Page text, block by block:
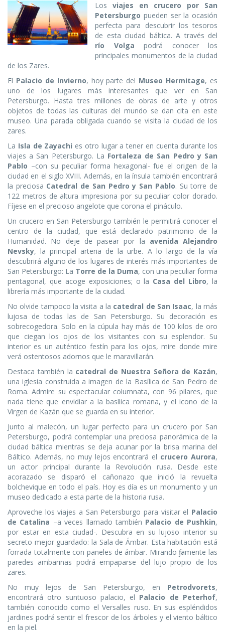
Losviajes en crucero por San
Petersburgo pueden ser la ocasión
perfecta para descubrir los tesoros
de esta ciudad báltica. A través del
río Volga podrá conocer los
principales monumentos de la ciudad
de los Zares.
El Palacio de Invierno, hoy parte del Museo Hermitage, es
uno de los lugares más interesantes que ver en San
Petersburgo. Hasta tres millones de obras de arte y otros
objetos de todas las culturas del mundo se dan cita en este
museo. Una parada obligada cuando se visita la ciudad de los
zares.
La Isla de Zayachi es otro lugar a tener en cuenta durante los
viajes a San Petersburgo. La Fortaleza de San Pedro y San
Pablo –con su peculiar forma hexagonal- fue el origen de la
ciudad en el siglo XVIII. Además, en la ínsula también encontrará
la preciosa Catedral de San Pedro y San Pablo. Su torre de
122 metros de altura impresiona por su peculiar color dorado.
Fíjese en el precioso angelote que corona el pináculo.
Un crucero en San Petersburgo también le permitirá conocer el
centro de la ciudad, que está declarado patrimonio de la
Humanidad. No deje de pasear por la avenida Alejandro
Nevsky, la principal arteria de la urbe. A lo largo de la vía
descubrirá alguno de los lugares de interés más importantes de
San Petersburgo: La Torre de la Duma, con una peculiar forma
pentagonal, que acoge exposiciones; o la Casa del Libro, la
librería más importante de la ciudad.
No olvide tampoco la visita a la catedral de San Isaac, la más
lujosa de todas las de San Petersburgo. Su decoración es
sobrecogedora. Solo en la cúpula hay más de 100 kilos de oro
que ciegan los ojos de los visitantes con su esplendor. Su
interior es un auténtico festín para los ojos, mire donde mire
verá ostentosos adornos que le maravillarán.
Destaca también la catedral de Nuestra Señora de Kazán,
una iglesia construida a imagen de la Basílica de San Pedro de
Roma. Admire su espectacular columnata, con 96 pilares, que
nada tiene que envidiar a la basílica romana, y el icono de la
Virgen de Kazán que se guarda en su interior.
Junto al malecón, un lugar perfecto para un crucero por San
Petersburgo, podrá contemplar una preciosa panorámica de la
ciudad báltica mientras se deja acunar por la brisa marina del
Báltico. Además, no muy lejos encontrará el crucero Aurora,
un actor principal durante la Revolución rusa. Desde este
acorazado se disparó el cañonazo que inició la revuelta
bolchevique en todo el país. Hoy es día es un monumento y un
museo dedicado a esta parte de la historia rusa.
Aproveche los viajes a San Petersburgo para visitar el Palacio
de Catalina –a veces llamado también Palacio de Pushkin,
por estar en esta ciudad-. Descubra en su lujoso interior su
secreto mejor guardado: la Sala de Ámbar. Esta habitación está
forrada totalmente con paneles de ámbar. Mirando fijamente las
paredes ambarinas podrá empaparse del lujo propio de los
zares.
No muy lejos de San Petersburgo, en Petrodvorets,
encontrará otro suntuoso palacio, el Palacio de Peterhof,
también conocido como el Versalles ruso. En sus espléndidos
jardines podrá sentir el frescor de los árboles y el viento báltico
en la piel.